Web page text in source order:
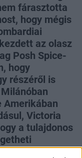
fárasztotta
hogy mégis
az olasz
Posh Spice-
hogy
részéről is
Amerikában
Victoria
a tulajdonos